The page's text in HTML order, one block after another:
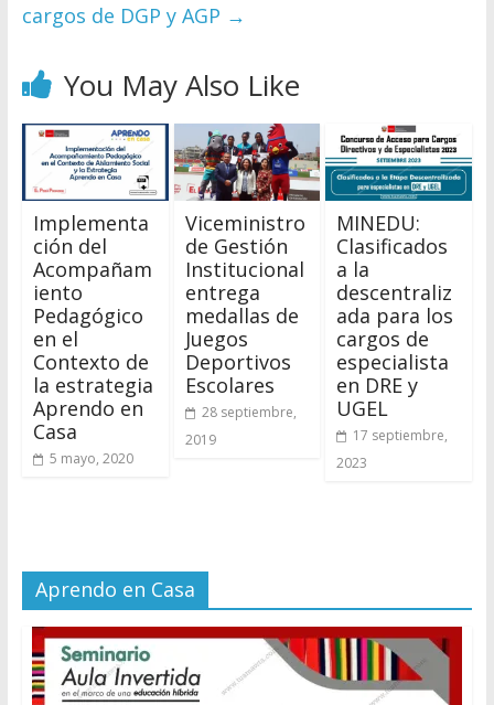
cargos de DGP y AGP →
You May Also Like
Implementa
ción del
Acompañam
iento
Pedagógico
en el
Contexto de
la estrategia
Aprendo en
Casa
5 mayo, 2020
Viceministro
de Gestión
Institucional
entrega
medallas de
Juegos
Deportivos
Escolares
28 septiembre,
2019
MINEDU:
Clasificados
a la
descentraliz
ada para los
cargos de
especialista
en DRE y
UGEL
17 septiembre,
2023
Aprendo en Casa